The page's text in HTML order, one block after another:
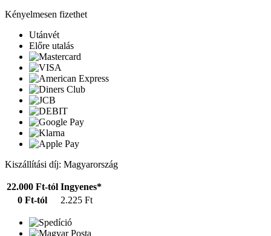
Kényelmesen fizethet
Utánvét
Előre utalás
Kiszállítási díj: Magyarország
22.000 Ft-tól Ingyenes*
0 Ft-tól
2.225 Ft